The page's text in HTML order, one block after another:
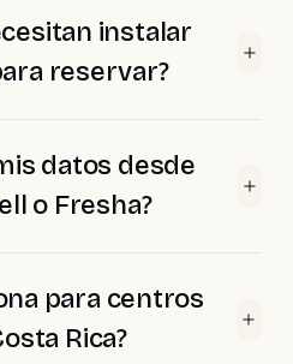
instalar
reservar?
datos desde
o Fresha?
para centros
Rica?